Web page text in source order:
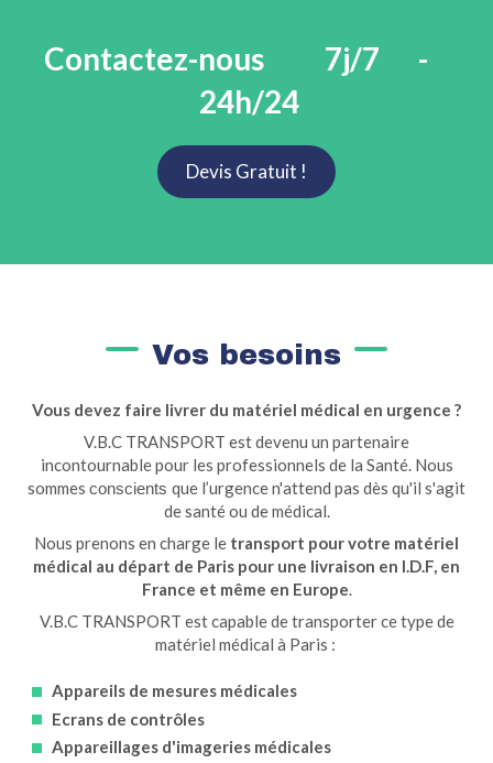
Contactez-nous 7j/7 -
24h/24
Devis Gratuit !
Vos besoins
Vous devez faire livrer du matériel médical en urgence ?
V.B.C TRANSPORT est devenu un partenaire
incontournable pour les professionnels de la Santé. Nous
sommes conscients que l’urgence n'attend pas dès qu'il s'agit
de santé ou de médical.
Nous prenons en charge le transport pour votre matériel
médical au départ de Paris pour une livraison en I.D.F, en
France et même en Europe.
V.B.C TRANSPORT est capable de transporter ce type de
matériel médical à Paris :
Appareils de mesures médicales
Ecrans de contrôles
Appareillages d'imageries médicales